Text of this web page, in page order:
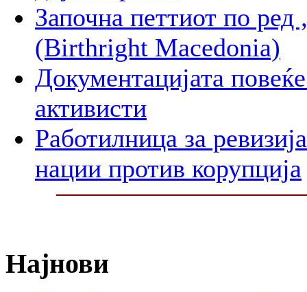
Започна петтиот по
(Birthright Macedonia)
Документацијата
активисти
Работилница за
нации против корупција
Најнови